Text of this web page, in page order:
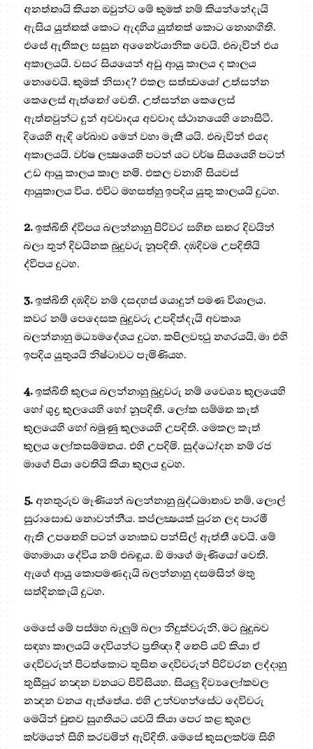
අනත්තායි කියන ඔවුන්ට මේ කුමක් නම් කියන්නේදැයි
ඇසිය යුත්තක් කොට ඇදහිය යුත්තක් කොට නොහඟිති.
එසේ ඇතිකල සසුන අනෛර්යානික වෙයි. එබැවින් එය
අකාලයයි. වසර සියයෙන් අඩු ආයු කාලය ද කාලය
නොවෙයි. කුමක් නිසාද? එකල සත්ත්‍වයෝ උත්සන්න
කෙලෙස් ඇත්තෝ වෙති. උත්සන්න කෙලෙස්
ඇත්තවුන්ට දුන් අවවාදය අවවාද ස්ථානයෙහි නොසිටී.
දියෙහි ඇඳි රේඛාව මෙන් වහා මැකී යයි. එබැවින් එයද
අකාලයයි. වර්ෂ ලක්‍ෂයෙහි පටන් යට වර්ෂ සියයෙහි පටන්
උඩ ආයු කාලය කාල නමි. එකල වනාහි සියවස්
ආයුකාලය විය. එවිට මහසත්හු ඉපදිය යුතු කාලයයි දුටහ.
2.ඉක්බිති ද්වීපය බලන්නාහු පිරිවර සහිත සතර දිවයින්
බලා තුන් දිවයිනක බුදුවරු නූපදිති. දඹදිවම උපදිතියි
ද්වීපය දුටහ.
3.ඉක්බිති දඹදිව නම් දසදහස් යොදුන් පමණ විශාලය.
කවර නම් පෙදෙසක බුදුවරු උපදිත්දැයි අවකාශ
බලන්නාහු මධ්‍යමදේශය දුටහ. කපිලවත්‍ථු නගරයයි, මා එහි
ඉපදිය යුතුයයි නිෂ්ටාවට පැමිණියහ.
4.ඉක්බිති කුලය බලන්නාහු බුදුවරු නම් වෛශ්‍ය කුලයෙහි
හෝ ශුද්‍ර කුලයෙහි හෝ නූපදිති. ලෝක සම්මත කැත්
කුලයෙහි හෝ බමුණු කුලයෙහි උපදිති. මෙකල කැත්
කුලය ලෝකසම්මතය. එහි උපදිමි. සුද්ධෝදන නම් රජ
මාගේ පියා වෙතියි කියා කුලය දුටහ.
5. අනතුරුව මෑණියන් බලන්නාහු බුද්ධමාතාව නම්, ලොල්
සුරාසොඬ නොවන්නීය. කප්ලක්‍ෂයක් පුරන ලද පාරමී
ඇති උපතෙහි පටන් නොකඩ පන්සිල් ඇත්තී වෙයි. මේ
මහාමායා දේවිය නම් එබඳුය. ඕ මාගේ මෑණියෝ වෙති.
ඇගේ ආයු කොපමණදැයි බලන්නාහු දසමසින් මතු
සත්දිනකැයි දුටහ.
මෙසේ මේ පස්මහ බැලුම් බලා නිදුක්වරුනි, මට බුදුබව
සඳහා කාලයයි දෙවියන්ට ප්‍රතිඥා දී තෙපි යව් කියා ඒ
දෙවිවරුන් පිටත්කොට තුසිත දෙවිවරුන් පිරිවරන ලද්දාහු
තුසීපුර නන්‍දන වනයට පිවිසියහ. සියලු දිව්‍යලෝකවල
නන්‍දන වනය ඇත්තේය. එහි උන්වහන්සේට දෙවිවරු
මෙයින් චුතව සුගතියට යවයි කියා පෙර කළ කුශල
කර්මයන් සිහි කරවමින් ඇවිදිති. මෙසේ කුසලකර්ම සිහි